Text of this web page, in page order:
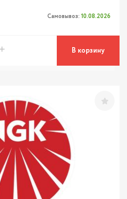
Самовывоз: 10.08.2026
В корзину